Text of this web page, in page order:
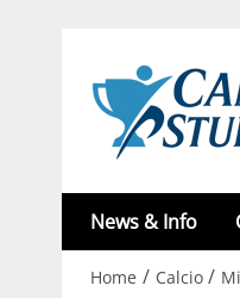
News & Info
Home / Calcio /